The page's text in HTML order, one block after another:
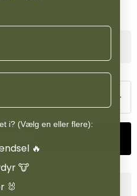
i? (Vælg en eller flere):
🔥
🐮
🐰